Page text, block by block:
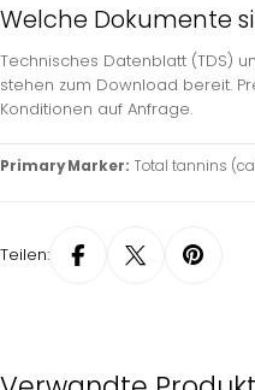
Welche Dokumente
Technisches Datenblatt (TDS)
stehen zum Download bereit.
Konditionen auf Anfrage.
Primary Marker: Total tannins
Teilen: